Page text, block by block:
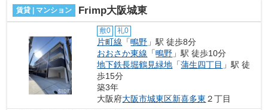
賃貸 | マンション Frimp大阪城東
敷0 礼0
片町線 「鴫野 」駅 徒歩8分
おおさか東線 「鴫野 」駅 徒歩10分
地下鉄長堀鶴見緑地 「蒲生四丁目 」駅 徒
歩15分
築3年
大阪府大阪市城東区新喜多東 ２丁目